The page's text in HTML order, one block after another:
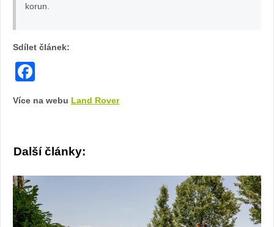
korun.
Sdílet článek:
Více na webu Land Rover
Další články: